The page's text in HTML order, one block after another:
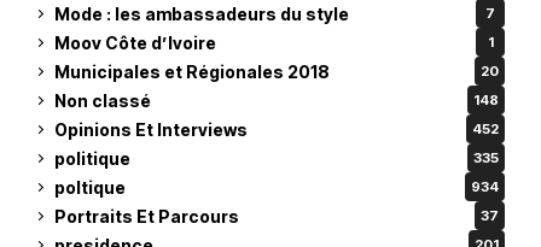
Mode : les ambassadeurs du style 7
Moov Côte d’Ivoire 1
Municipales et Régionales 2018 20
Non classé 148
Opinions Et Interviews 452
politique 335
poltique 934
Portraits Et Parcours 37